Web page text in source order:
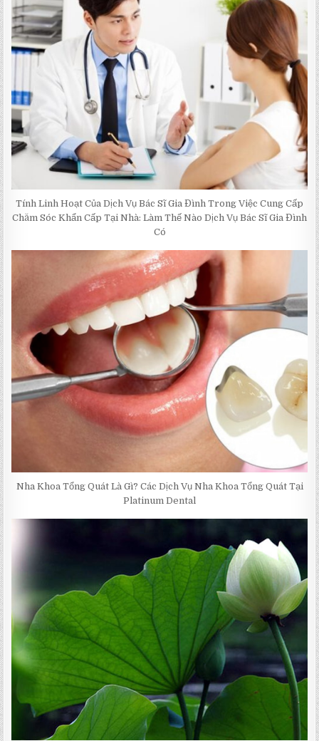
Tính Linh Hoạt Của Dịch Vụ Bác Sĩ Gia Đình Trong Việc Cung Cấp
Chăm Sóc Khẩn Cấp Tại Nhà: Làm Thế Nào Dịch Vụ Bác Sĩ Gia Đình
Có
Nha Khoa Tổng Quát Là Gì? Các Dịch Vụ Nha Khoa Tổng Quát Tại
Platinum Dental